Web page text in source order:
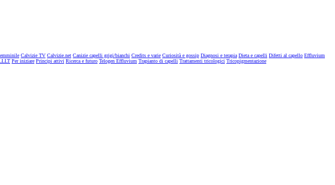
Calvizie TV Calvizie.net Canizie capelli grigi/bianchi Credits e varie Curiosità e gossip Diagnosi e terapia Dieta e capelli Difetti al capello Effluvium
Per iniziare Principi attivi Ricerca e futuro Telogen Effluvium Trapianto di capelli Trattamenti tricologici Tricopigmentazione